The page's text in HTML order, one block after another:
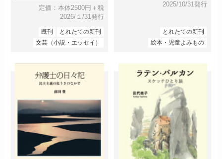
定価：本体2500円＋税
2026/１/31発行
既刊
とれたての新刊
文芸（小説・エッセイ）
2025/10/31発行
とれたての新刊
絵本・児童よみもの